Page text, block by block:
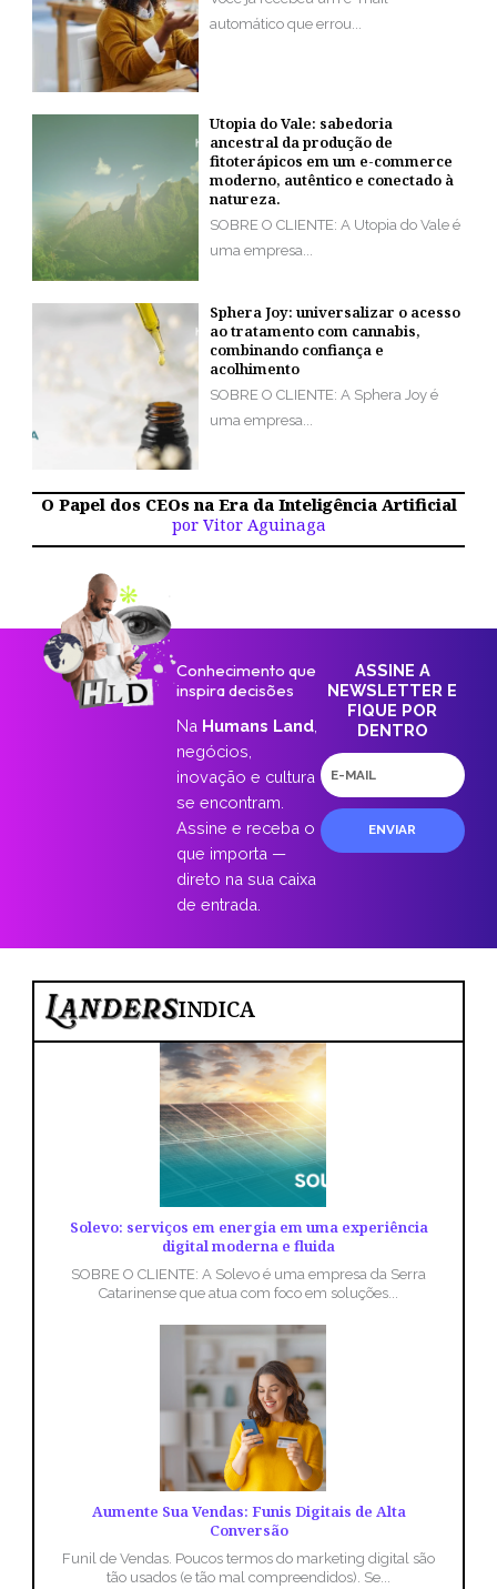
automático que errou...
Utopia do Vale: sabedoria
ancestral da produção de
fitoterápicos em um e-commerce
moderno, autêntico e conectado à
natureza.
SOBRE O CLIENTE: A Utopia do Vale é
uma empresa...
Sphera Joy: universalizar o acesso
ao tratamento com cannabis,
combinando confiança e
acolhimento
SOBRE O CLIENTE: A Sphera Joy é
uma empresa...
O Papel dos CEOs na Era da Inteligência Artificial
por Vitor Aguinaga
Conhecimento que
inspira decisões
Na Humans Land
negócios,
inovação e cultura
se encontram.
Assine e receba o
que importa —
direto na sua caixa
de entrada.
ASSINE A
NEWSLETTER E
FIQUE POR
DENTRO
E-
mail
ENVIAR
INDICA
Solevo: serviços em energia em uma experiência
digital moderna e fluida
SOBRE O CLIENTE: A Solevo é uma empresa da Serra
Catarinense que atua com foco em soluções...
Aumente Sua Vendas: Funis Digitais de Alta
Conversão
Funil de Vendas. Poucos termos do marketing digital são
tão usados (e tão mal compreendidos). Se...